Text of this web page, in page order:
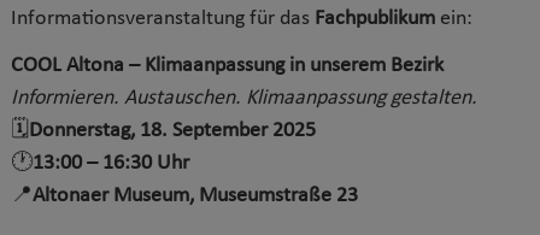
Informationsveranstaltung für das Fachpublikum ein:
COOL Altona – Klimaanpassung in unserem Bezirk
Informieren. Austauschen. Klimaanpassung gestalten.
🗓Donnerstag, 18. September 2025
🕐13:00 – 16:30 Uhr
📍Altonaer Museum, Museumstraße 23